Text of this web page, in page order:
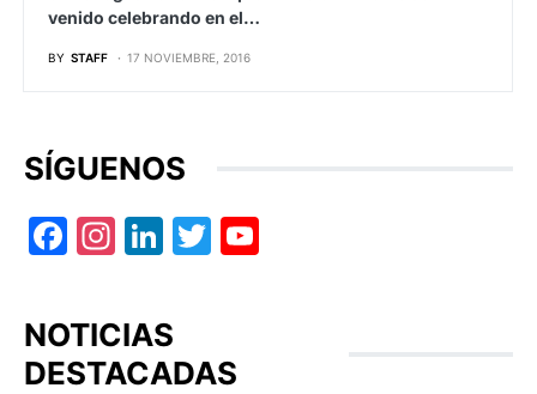
venido celebrando en el…
BY STAFF 17 NOVIEMBRE, 2016
SÍGUENOS
Facebook
Instagram
LinkedIn
Twitter
NOTICIAS
DESTACADAS